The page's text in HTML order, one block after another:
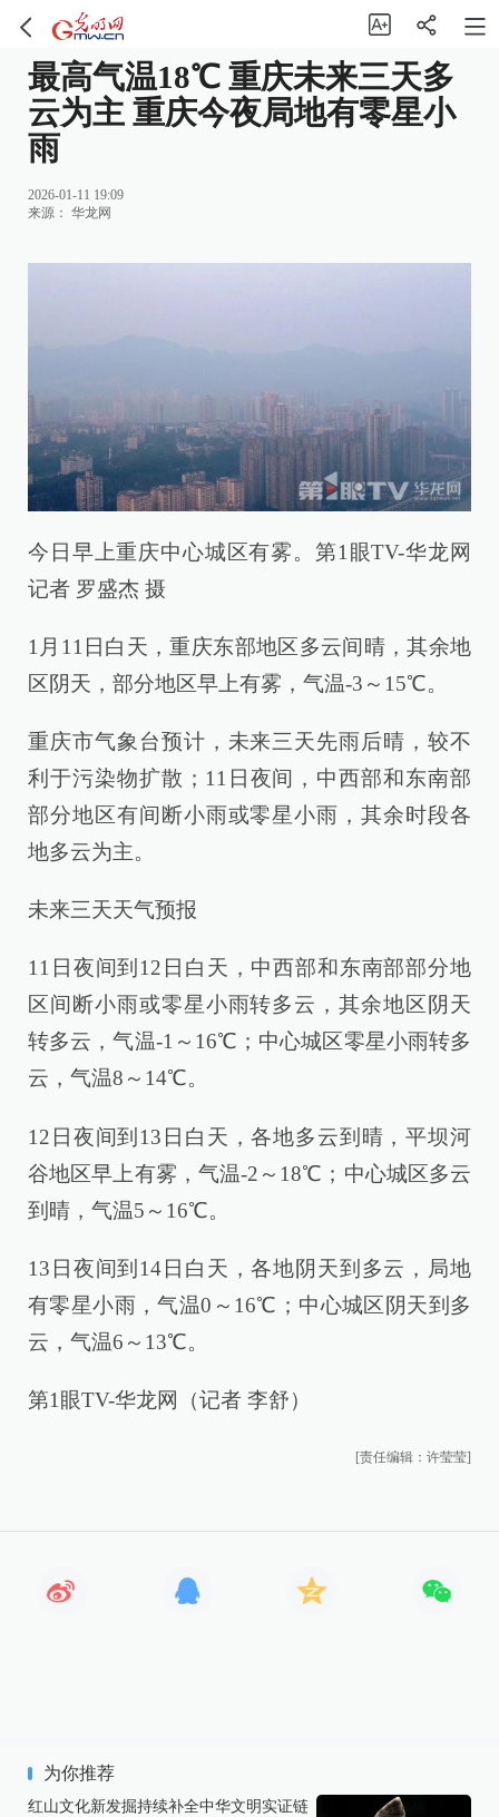
最高气温18℃ 重庆未来三天多
云为主 重庆今夜局地有零星小
雨
2026-01-11 19:09
来源： 华龙网
今日早上重庆中心城区有雾。第1眼TV-华龙网
记者 罗盛杰 摄
1月11日白天，重庆东部地区多云间晴，其余地
区阴天，部分地区早上有雾，气温-3～15℃。
重庆市气象台预计，未来三天先雨后晴，较不
利于污染物扩散；11日夜间，中西部和东南部
部分地区有间断小雨或零星小雨，其余时段各
地多云为主。
未来三天天气预报
11日夜间到12日白天，中西部和东南部部分地
区间断小雨或零星小雨转多云，其余地区阴天
转多云，气温-1～16℃；中心城区零星小雨转多
云，气温8～14℃。
12日夜间到13日白天，各地多云到晴，平坝河
谷地区早上有雾，气温-2～18℃；中心城区多云
到晴，气温5～16℃。
13日夜间到14日白天，各地阴天到多云，局地
有零星小雨，气温0～16℃；中心城区阴天到多
云，气温6～13℃。
第1眼TV-华龙网（记者 李舒）
[责任编辑：许莹莹]
为你推荐
红山文化新发掘持续补全中华文明实证链